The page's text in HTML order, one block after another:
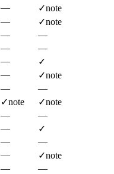
— ✓note
— ✓note
—
—
—
—
—
✓
— ✓note
—
—
✓note ✓note
—
—
—
✓
—
—
— ✓note
—
—